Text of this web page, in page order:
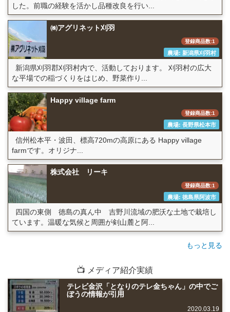
した。前職の経験を活かし品種改良を行い...
㈱アグリネット刈羽
登録商品数:1
農場: 新潟県刈羽村
新潟県刈羽郡刈羽村内で、活動しております。 刈羽村の広大
な平場での稲づくりをはじめ、野菜作り...
Happy village farm
登録商品数:1
農場: 長野県松本市
信州松本平・波田、標高720mの高原にある Happy village
farmです。オリジナ...
株式会社 リーキ
登録商品数:1
農場: 徳島県阿波市
四国の東側 徳島の真ん中 吉野川流域の肥沃な土地で栽培し
ています。温暖な気候と周囲が剣山麓と阿...
もっと見る
📺 メディア紹介実績
テレビ金沢「となりのテレ金ちゃん」の中でご
ぼうの情報が引用
2020.03.19